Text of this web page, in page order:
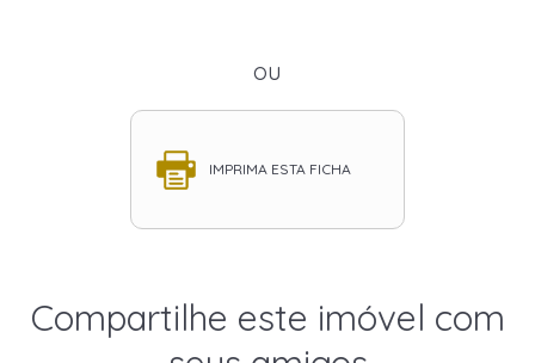
ou
IMPRIMA ESTA FICHA
Compartilhe este imóvel com